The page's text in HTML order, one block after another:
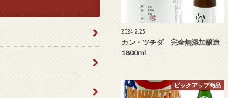
2024.2.25
カン・ツチダ 完全無添加醸造
1800ml
ピックアップ商品